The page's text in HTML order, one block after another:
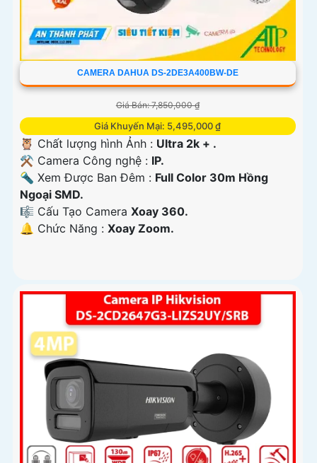
CAMERA DAHUA DS-2DE3A400BW-DE
Giá Bán: 7,850,000 ₫
Giá Khuyến Mại: 5,495,000 ₫
🦉 Chất lượng hình Ảnh : Ultra 2k + .
⚒ Camera Công nghệ : IP.
🔦 Xem Được Ban Đêm : Full Color 30m Hồng
Ngoại SMD.
🎼️ Cấu Tạo Camera Xoay 360.
️🔔 Chức Năng : Xoay Zoom.